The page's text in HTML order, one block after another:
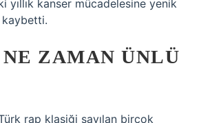
yıllık kanser mücadelesine yenik
kaybetti.
NE ZAMAN ÜNLÜ
rap klasiği sayılan birçok